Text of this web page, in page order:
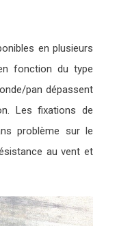
en plusieurs
fonction du type
pan dépassent
Les fixations de
problème sur le
au vent et